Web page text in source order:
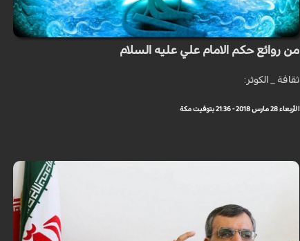
من روائع حكم الامام علي عليه السلام
ثقافة _ الكوثر:
الأربعاء 28 مارس 2018 - 21:36 بتوقيت مكة